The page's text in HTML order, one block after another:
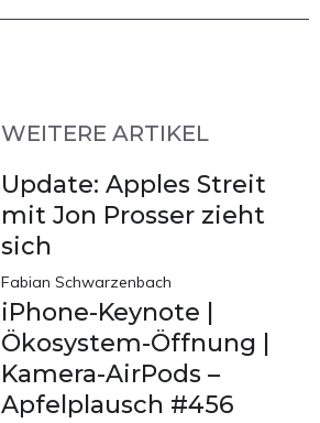
WEITERE ARTIKEL
Update: Apples Streit
mit Jon Prosser zieht
sich
Fabian Schwarzenbach
iPhone-Keynote |
Ökosystem-Öffnung |
Kamera-AirPods –
Apfelplausch #456